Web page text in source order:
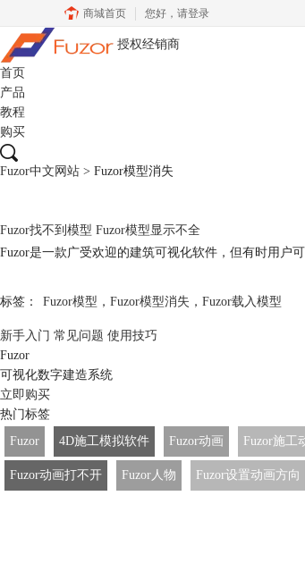
商城首页 您好， 请登录
授权经销商
首页
产品
教程
购买
Fuzor中文网站 > Fuzor模型消失
Fuzor找不到模型 Fuzor模型显示不全
Fuzor是一款广受欢迎的建筑可视化软件，但有时用户
标签： Fuzor模型 ， Fuzor模型消失 ， Fuzor载入模型
新手入门 常见问题 使用技巧
Fuzor
可视化数字建造系统
立即购买
热门标签
Fuzor
4D施工模拟软件 Fuzor动画 Fuzor施工
Fuzor动画打不开 Fuzor人物 Fuzor设置动画方向